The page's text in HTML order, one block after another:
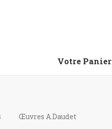
Votre Panier
Œuvres A.Daudet